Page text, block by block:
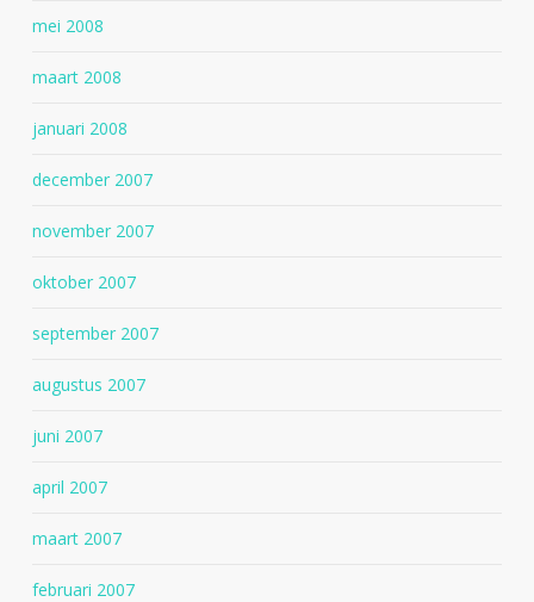
mei 2008
maart 2008
januari 2008
december 2007
november 2007
oktober 2007
september 2007
augustus 2007
juni 2007
april 2007
maart 2007
februari 2007